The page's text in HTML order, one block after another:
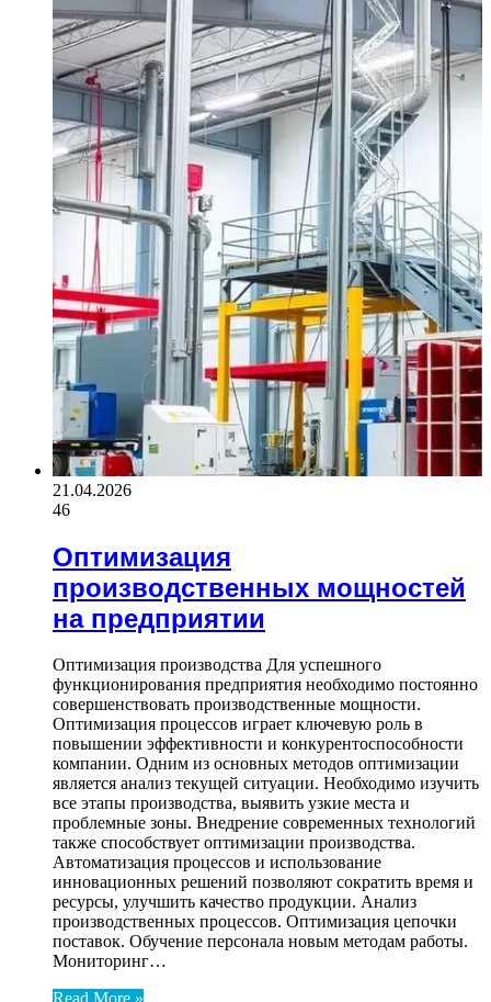
21.04.2026
46
Оптимизация
производственных мощностей
на предприятии
Оптимизация производства Для успешного
функционирования предприятия необходимо постоянно
совершенствовать производственные мощности.
Оптимизация процессов играет ключевую роль в
повышении эффективности и конкурентоспособности
компании. Одним из основных методов оптимизации
является анализ текущей ситуации. Необходимо изучить
все этапы производства, выявить узкие места и
проблемные зоны. Внедрение современных технологий
также способствует оптимизации производства.
Автоматизация процессов и использование
инновационных решений позволяют сократить время и
ресурсы, улучшить качество продукции. Анализ
производственных процессов. Оптимизация цепочки
поставок. Обучение персонала новым методам работы.
Мониторинг…